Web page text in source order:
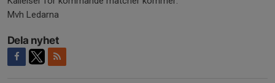
Mvh Ledarna
Dela nyhet